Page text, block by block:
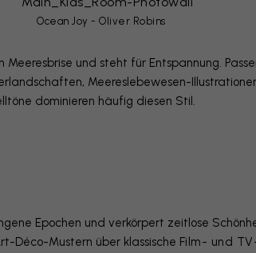
Ocean Joy - Oliver Robins
und steht für Entspannung.
Meereslebewesen-
dominieren häufig diesen Stil.
Epochen und verkörpert zeitlose
Déco-Mustern über klassische Film- und TV